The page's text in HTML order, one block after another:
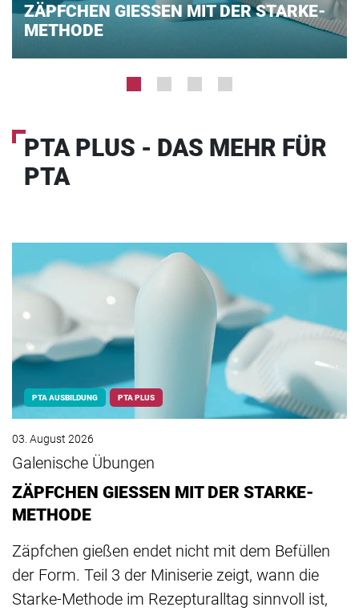
ZÄPFCHEN GIESSEN MIT DER STARKE-
METHODE
PTA PLUS - DAS MEHR FÜR
PTA
PTA AUSBILDUNG PTA PLUS
03. August 2026
Galenische Übungen
ZÄPFCHEN GIESSEN MIT DER STARKE-
METHODE
Zäpfchen gießen endet nicht mit dem Befüllen
der Form. Teil 3 der Miniserie zeigt, wann die
Starke-Methode im Rezepturalltag sinnvoll ist,